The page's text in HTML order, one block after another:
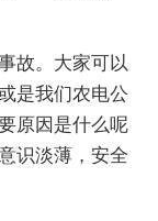
故。大家可以
是我们农电公
原因是什么呢
识淡薄，安全